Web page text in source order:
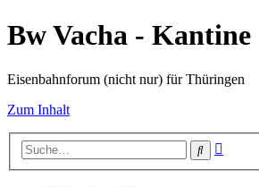
Bw Vacha - Kantine
Eisenbahnforum (nicht nur) für Thüringen
Zum Inhalt
Suche